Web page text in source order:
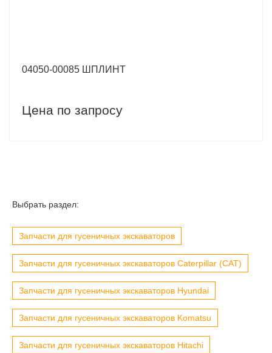
04050-00085 ШПЛИНТ
Цена по запросу
Выбрать раздел:
Запчасти для гусеничных экскаваторов
Запчасти для гусеничных экскаваторов Caterpillar (CAT)
Запчасти для гусеничных экскаваторов Hyundai
Запчасти для гусеничных экскаваторов Komatsu
Запчасти для гусеничных экскаваторов Hitachi